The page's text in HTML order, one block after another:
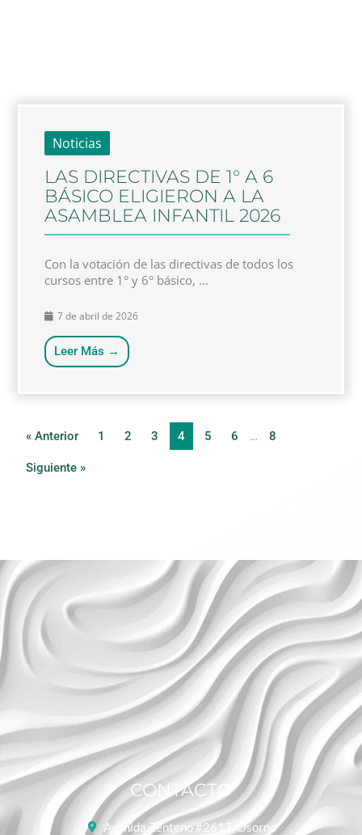
Noticias
LAS DIRECTIVAS DE 1° A 6
BÁSICO ELIGIERON A LA
ASAMBLEA INFANTIL 2026
Con la votación de las directivas de todos los
cursos entre 1° y 6° básico, ...
7 de abril de 2026
Leer Más →
« Anterior 1 2 3 4 5 6 … 8
Siguiente »
CONTACTO
Avenida Zenteno #2617, Osorno